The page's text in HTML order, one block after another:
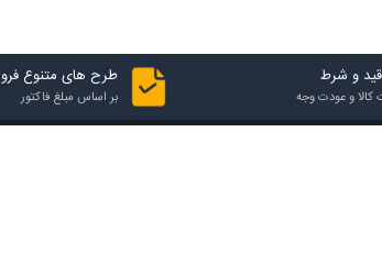
و شرط طرح های متنوع
بر اساس مبلغ فاکتور